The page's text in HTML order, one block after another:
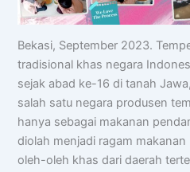
Bekasi, September 2023.
tradisional khas negara
sejak abad ke-16 di tanah
salah satu negara produsen
hanya sebagai makanan
diolah menjadi ragam
oleh-oleh khas dari daerah